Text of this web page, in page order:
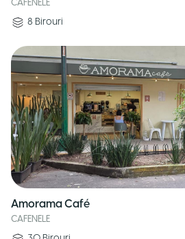
CAFENELE
8 Birouri
Amorama Café
CAFENELE